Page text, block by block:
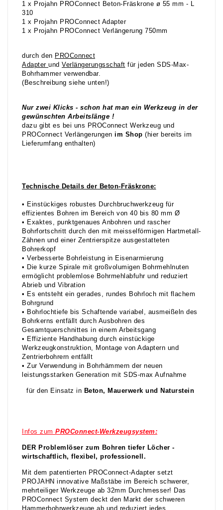
1 x Projahn PROConnect Beton-Fräskrone ø 55 mm - L
310
1 x Projahn PROConnect Adapter
1 x Projahn PROConnect Verlängerung 750mm
durch den PROConnect
Adapter und Verlängerungsschaft für jeden SDS-Max-
Bohrhammer verwendbar.
(Beschreibung siehe unten!)
Nur zwei Klicks - schon hat man ein Werkzeug in der
gewünschten Arbeitslänge !
dazu gibt es bei uns PROConnect Werkzeug und
PROConnect Verlängerungen im Shop (hier bereits im
Lieferumfang enthalten)
Technische Details der Beton-Fräskrone:
• Einstückiges robustes Durchbruchwerkzeug für
effizientes Bohren im Bereich von 40 bis 80 mm Ø
• Exaktes, punktgenaues Anbohren und rascher
Bohrfortschritt durch den mit meisselförmigen Hartmetall-
Zähnen und einer Zentrierspitze ausgestatteten
Bohrerkopf
• Verbesserte Bohrleistung in Eisenarmierung
• Die kurze Spirale mit großvolumigen Bohrmehlnuten
ermöglicht problemlose Bohrmehlabfuhr und reduziert
Abrieb und Vibration
• Es entsteht ein gerades, rundes Bohrloch mit flachem
Bohrgrund
• Bohrlochtiefe bis Schaftende variabel, ausmeißeln des
Bohrkerns entfällt durch Ausbohren des
Gesamtquerschnittes in einem Arbeitsgang
• Effiziente Handhabung durch einstückige
Werkzeugkonstruktion, Montage von Adaptern und
Zentrierbohrern entfällt
• Zur Verwendung in Bohrhämmern der neuen
leistungsstarken Generation mit SDS-max Aufnahme
für den Einsatz in Beton, Mauerwerk und Naturstein
Infos zum PROConnect-Werkzeugsystem:
DER Problemlöser zum Bohren tiefer Löcher -
wirtschaftlich, flexibel, professionell.
Mit dem patentierten PROConnect-Adapter setzt
PROJAHN innovative Maßstäbe im Bereich schwerer,
mehrteiliger Werkzeuge ab 32mm Durchmesser! Das
PROConnect System deckt den Markt der schweren